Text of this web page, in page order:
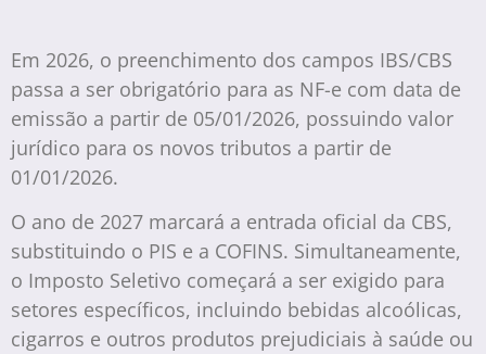
Em 2026, o preenchimento dos campos IBS/CBS
passa a ser obrigatório para as NF-e com data de
emissão a partir de 05/01/2026, possuindo valor
jurídico para os novos tributos a partir de
01/01/2026.
O ano de 2027 marcará a entrada oficial da CBS,
substituindo o PIS e a COFINS. Simultaneamente,
o Imposto Seletivo começará a ser exigido para
setores específicos, incluindo bebidas alcoólicas,
cigarros e outros produtos prejudiciais à saúde ou